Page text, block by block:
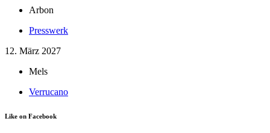
Arbon
Presswerk
12. März 2027
Mels
Verrucano
Like on Facebook